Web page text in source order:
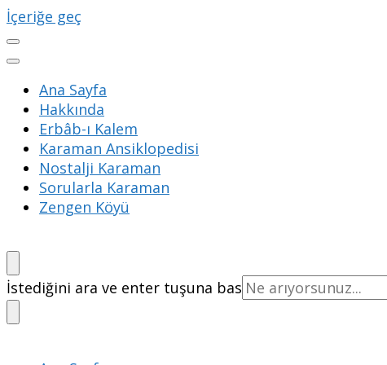
İçeriğe geç
Ana Sayfa
Hakkında
Erbâb-ı Kalem
Karaman Ansiklopedisi
Nostalji Karaman
Sorularla Karaman
Zengen Köyü
Bir
şey
mi
İstediğini ara ve enter tuşuna bas